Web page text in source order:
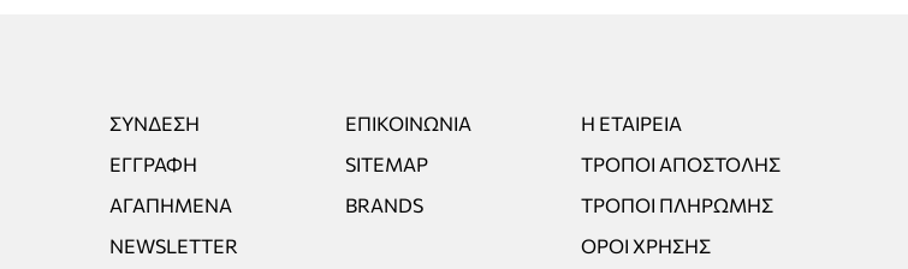
ΣΎΝΔΕΣΗ
ΕΓΓΡΑΦΉ
ΑΓΑΠΗΜΈΝΑ
NEWSLETTER
ΕΠΙΚΟΙΝΩΝΊΑ
SITEMAP
BRANDS
Η ΕΤΑΙΡΕΊΑ
ΤΡΌΠΟΙ ΑΠΟΣΤΟΛΉΣ
ΤΡΌΠΟΙ ΠΛΗΡΩΜΉΣ
ΌΡΟΙ ΧΡΉΣΗΣ